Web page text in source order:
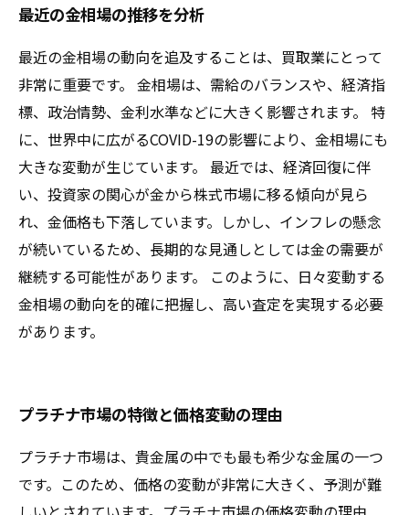
最近の金相場の推移を分析
最近の金相場の動向を追及することは、買取業にとって
非常に重要です。 金相場は、需給のバランスや、経済指
標、政治情勢、金利水準などに大きく影響されます。 特
に、世界中に広がるCOVID-19の影響により、金相場にも
大きな変動が生じています。 最近では、経済回復に伴
い、投資家の関心が金から株式市場に移る傾向が見ら
れ、金価格も下落しています。しかし、インフレの懸念
が続いているため、長期的な見通しとしては金の需要が
継続する可能性があります。 このように、日々変動する
金相場の動向を的確に把握し、高い査定を実現する必要
があります。
プラチナ市場の特徴と価格変動の理由
プラチナ市場は、貴金属の中でも最も希少な金属の一つ
です。このため、価格の変動が非常に大きく、予測が難